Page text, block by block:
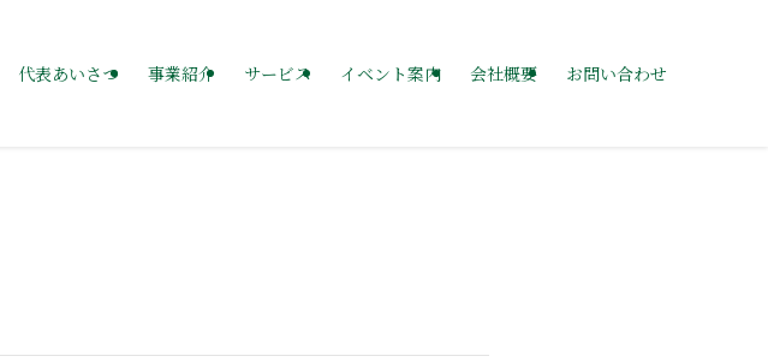
代表あいさつ 事業紹介 サービス イベント案内 会社概要 お問い合わせ